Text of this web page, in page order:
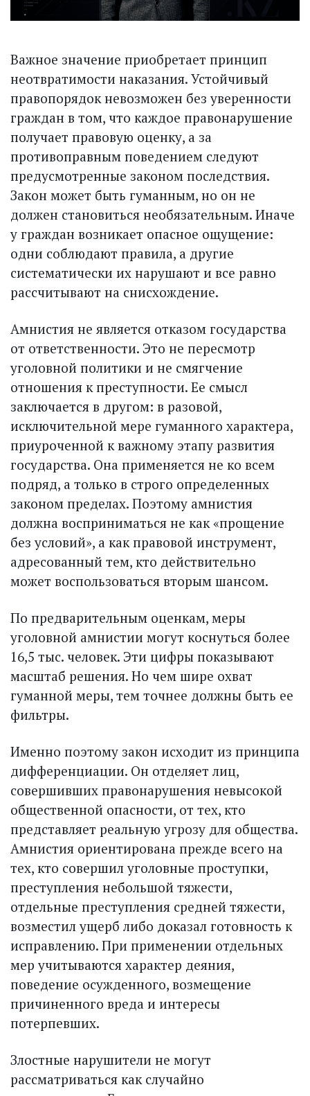
Важное значение приобретает принцип
неотвратимости наказания. Устойчивый
правопорядок невозможен без уверенности
граждан в том, что каждое правонарушение
получает правовую оценку, а за
противоправным поведением следуют
предусмотренные законом последствия.
Закон может быть гуманным, но он не
должен становиться необязательным. Иначе
у граждан возникает опасное ощущение:
одни соблюдают правила, а другие
систематически их нарушают и все равно
рассчитывают на снисхождение.
Амнистия не является отказом государства
от ответственности. Это не пересмотр
уголовной политики и не смягчение
отношения к преступности. Ее смысл
заключается в другом: в разовой,
исключительной мере гуманного характера,
приуроченной к важному этапу развития
государства. Она применяется не ко всем
подряд, а только в строго определенных
законом пределах. Поэтому амнистия
должна восприниматься не как «прощение
без условий», а как правовой инструмент,
адресованный тем, кто действительно
может воспользоваться вторым шансом.
По предварительным оценкам, меры
уголовной амнистии могут коснуться более
16,5 тыс. человек. Эти цифры показывают
масштаб решения. Но чем шире охват
гуманной меры, тем точнее должны быть ее
фильтры.
Именно поэтому закон исходит из принципа
дифференциации. Он отделяет лиц,
совершивших правонарушения невысокой
общественной опасности, от тех, кто
представляет реальную угрозу для общества.
Амнистия ориентирована прежде всего на
тех, кто совершил уголовные проступки,
преступления небольшой тяжести,
отдельные преступления средней тяжести,
возместил ущерб либо доказал готовность к
исправлению. При применении отдельных
мер учитываются характер деяния,
поведение осужденного, возмещение
причиненного вреда и интересы
потерпевших.
Злостные нарушители не могут
рассматриваться как случайно